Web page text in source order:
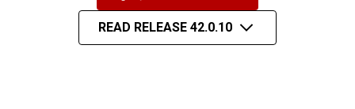
READ RELEASE 42.0.10